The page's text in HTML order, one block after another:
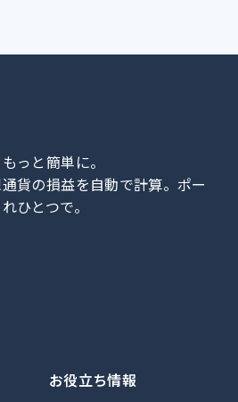
っと簡単に。
貨の損益を自動で計算。 ポー
ひとつで。
お役立ち情報